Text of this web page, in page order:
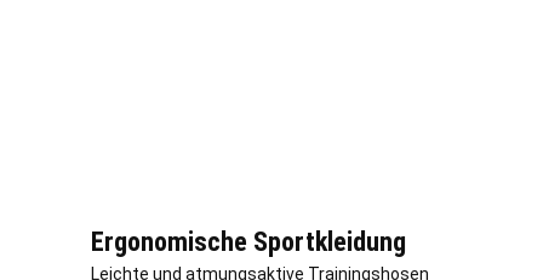
Ergonomische Sportkleidung
Leichte und atmungsaktive Trainingshosen